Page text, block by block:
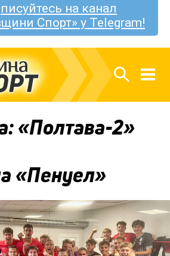
на канал
Спорт» у Telegram!
«Полтава-2»
«Пенуел»